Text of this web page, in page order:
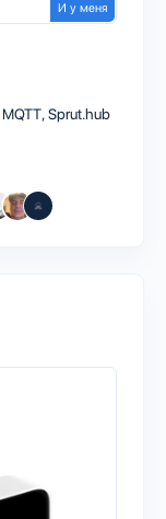
И у меня
MQTTSprut.hub